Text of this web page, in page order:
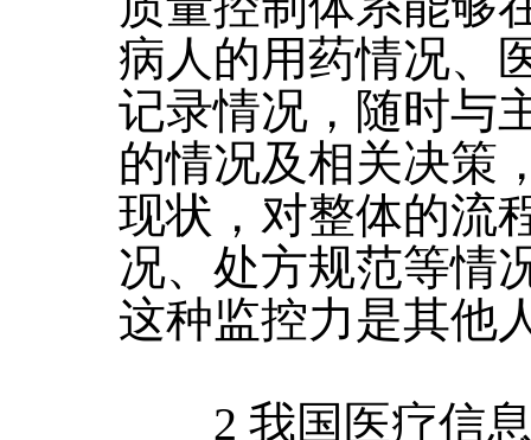
病人的用药情况、
记录情况，随时与
的情况及相关决策
现状，对整体的流
况、处方规范等情
这种监控力是其他
2 我国医疗信息